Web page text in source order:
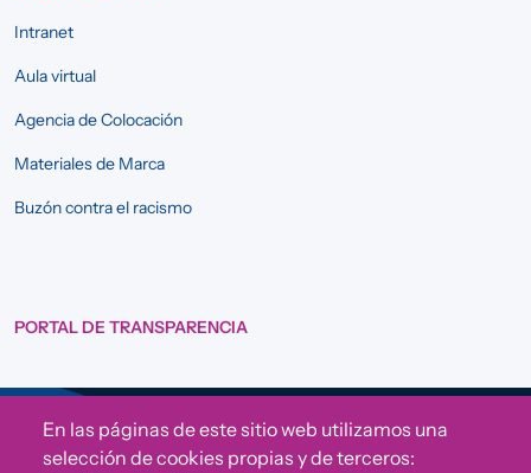
Intranet
Aula virtual
Agencia de Colocación
Materiales de Marca
Buzón contra el racismo
PORTAL DE TRANSPARENCIA
Sigue a Comunidad CONVIVE
En las páginas de este sitio web utilizamos una
selección de cookies propias y de terceros: